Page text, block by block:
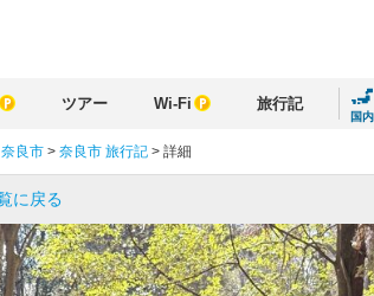
ツアー Wi-Fi 旅行記
国内
奈良市 > 奈良市 旅行記 > 詳細
に戻る